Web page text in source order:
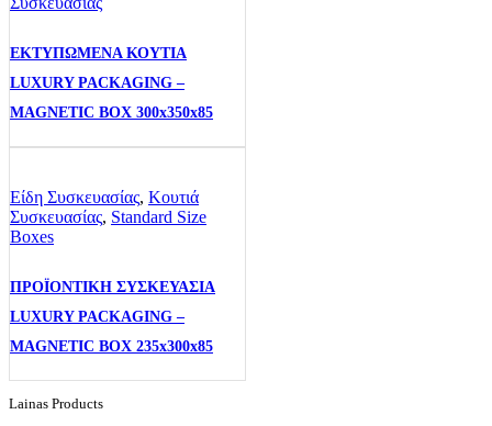
ΕΚΤΥΠΩΜΕΝΑ ΚΟΥΤΙΑ
LUXURY PACKAGING –
MAGNETIC BOX 300x350x85
Είδη Συσκευασίας, Κουτιά
Συσκευασίας, Standard Size
Boxes
ΠΡΟΪΟΝΤΙΚΗ ΣΥΣΚΕΥΑΣΙΑ
LUXURY PACKAGING –
MAGNETIC BOX 235x300x85
Lainas Products